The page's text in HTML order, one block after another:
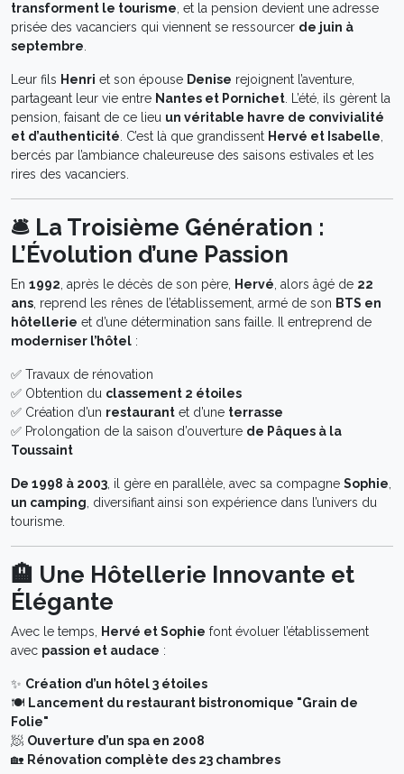
transforment le tourisme , et la pension devient une adresse
prisée des vacanciers qui viennent se ressourcer de juin à
septembre
Leur fils Henri et son épouse Denise rejoignent l’aventure,
partageant leur vie entre Nantes et Pornichet . L’été, ils gèrent la
pension, faisant de ce lieu un véritable havre de convivialité
et d’authenticité . C’est là que grandissent Hervé et Isabelle
bercés par l’ambiance chaleureuse des saisons estivales et les
rires des vacanciers.
🛎️ La Troisième Génération :
L’Évolution d’une Passion
En 1992 , après le décès de son père, Hervé , alors âgé de 22
ans , reprend les rênes de l’établissement, armé de son BTS en
hôtellerie et d’une détermination sans faille. Il entreprend de
moderniser l’hôtel :
✅ Travaux de rénovation
✅ Obtention du classement 2 étoiles
✅ Création d’un restaurant et d’une terrasse
✅ Prolongation de la saison d’ouverture de Pâques à la
Toussaint
De 1998 à 2003 , il gère en parallèle, avec sa compagne Sophie
un camping , diversifiant ainsi son expérience dans l’univers du
tourisme.
🏨 Une Hôtellerie Innovante et
Élégante
Avec le temps, Hervé et Sophie font évoluer l’établissement
avec passion et audace :
✨ Création d’un hôtel 3 étoiles
🍽️ Lancement du restaurant bistronomique "Grain de
Folie"
🧖 Ouverture d’un spa en 2008
🏡 Rénovation complète des 23 chambres